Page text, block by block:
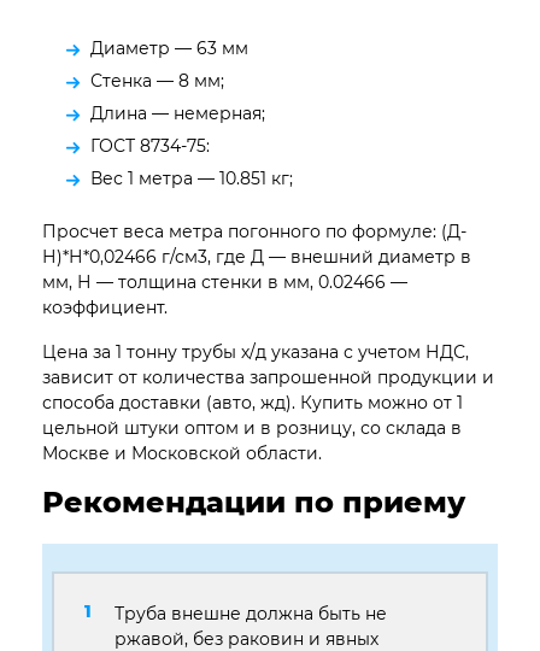
Диаметр — 63 мм
Стенка — 8 мм;
Длина — немерная;
ГОСТ 8734-75:
Вес 1 метра — 10.851 кг;
Просчет веса метра погонного по формуле: (Д-
Н)*Н*0,02466 г/см3, где Д — внешний диаметр в
мм, Н — толщина стенки в мм, 0.02466 —
коэффициент.
Цена за 1 тонну трубы х/д указана с учетом НДС,
зависит от количества запрошенной продукции и
способа доставки (авто, жд). Купить можно от 1
цельной штуки оптом и в розницу, со склада в
Москве и Московской области.
Рекомендации по приему
Труба внешне должна быть не
ржавой, без раковин и явных